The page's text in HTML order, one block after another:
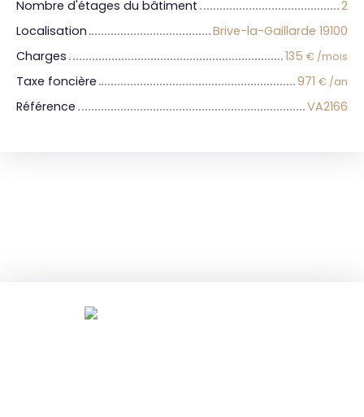
Nombre d'étages du bâtiment
2
Localisation
Brive-la-Gaillarde 19100
Charges
135 € /mois
Taxe foncière 971 € /an
Référence VA2166